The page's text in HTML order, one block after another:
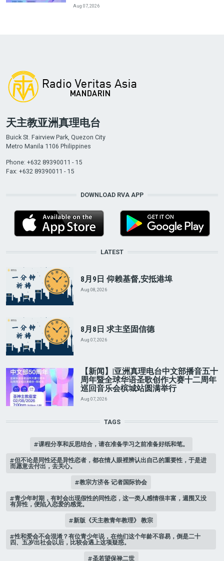
Aug 07, 2026
天主教亚洲真理电台
Buick St. Fairview Park, Quezon City
Metro Manila 1106 Philippines
Phone: +632 89390011 - 15
Fax: +632 89390011 - 15
DOWNLOAD RVA APP
LATEST
8月9日 仰赖基督,安抵港埠
Aug 08, 2026
8月8日 求主坚固信德
Aug 07, 2026
【新闻】|亚洲真理电台中文部播音五十
周年暨全球华语圣歌创作大赛十二周年
巡回音乐会槟城站圆满举行
Aug 07, 2026
TAGS
课程分享和反思结合，请在准备学习之前准备好纸和笔。
但不论是同性还是异性恋者，都在情人眼裡辨认出自己的重要性，于是进
而愿意去付出，去关心。
教宗方济各 记者国际协会
青少年时期，有时会出现假性的同性恋，这一类人感情很丰富，週围又没
有异性，便陷入恋爱的感觉。
新版《天主教青年教理》 教宗
性和爱会不会混淆？有位青少年说，在他们这个年龄不容易，倒是二十
四、五岁出社会以后，比较会遇上这项疑惑。
圣若望保禄二世